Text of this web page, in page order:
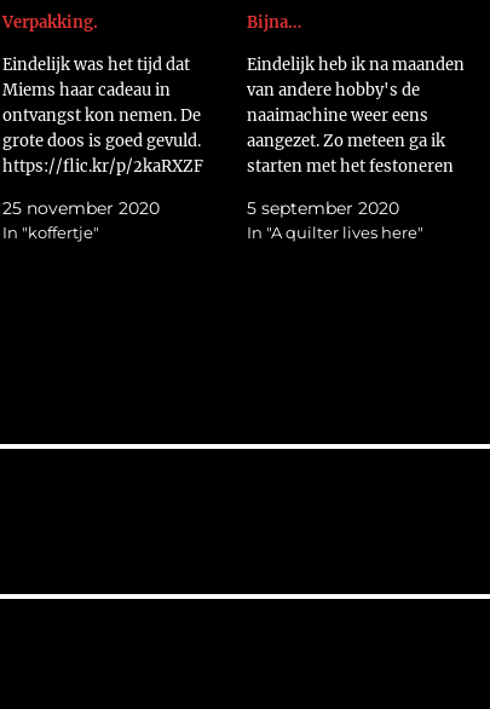
Verpakking.
Eindelijk was het tijd dat
Miems haar cadeau in
ontvangst kon nemen. De
grote doos is goed gevuld.
https://flic.kr/p/2kaRXZF
passend voor haar nieuwe
naaimachine.
25 november 2020
In "koffertje"
Bijna…
Eindelijk heb ik na maanden
van andere hobby's de
naaimachine weer eens
aangezet. Zo meteen ga ik
starten met het festoneren
beweging in.
https://flic.kr/p/2jDVsiD
5 september 2020
In "A quilter lives here"